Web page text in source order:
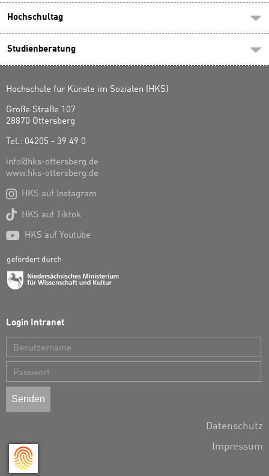
Hochschultag
Studienberatung
Hochschule für Künste im Sozialen (HKS)
Große Straße 107
28870 Ottersberg
Tel.: 04205 - 39 49 0
info@hks-ottersberg.de
www.hks-ottersberg.de
 HKS auf Instagram
 HKS auf Tiktok
 HKS auf Youtube
Login Intranet
Benutzername
Passwort
Datenschutz
Impressum